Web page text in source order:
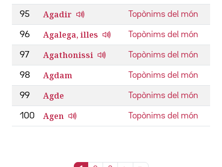
95 Agadir Topònims del món
96 Agalega, illes Topònims del món
97 Agathonissi Topònims del món
98 Agdam Topònims del món
99 Agde Topònims del món
100 Agen Topònims del món